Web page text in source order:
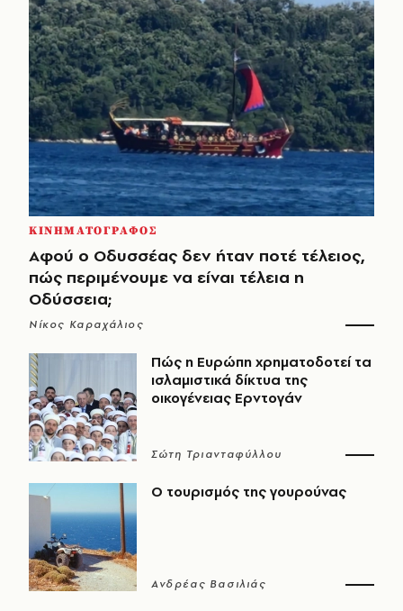
ΚΙΝΗΜΑΤΟΓΡΑΦΟΣ
Αφού ο Οδυσσέας δεν ήταν ποτέ τέλειος,
πώς περιμένουμε να είναι τέλεια η
Οδύσσεια;
Νίκος Καραχάλιος
Πώς η Ευρώπη χρηματοδοτεί τα
ισλαμιστικά δίκτυα της
οικογένειας Ερντογάν
Σώτη Τριανταφύλλου
Ο τουρισμός της γουρούνας
Ανδρέας Βασιλιάς